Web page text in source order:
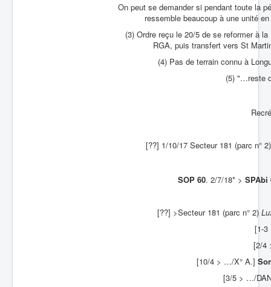
On peut se demander si pendant toute la
ressemble beaucoup à une unité
(3) Ordre reçu le 20/5 de se reformer à
RGA, puis transfert vers St
(4) Pas de terrain connu à
(5) "…reste
[??] 1/10/17 Secteur 181 (parc n°
SOP 60. 2/7/18* > SPAbi
[??] >Secteur 181 (parc n° 2)
[1-3
[2/4
[10/4 > …/X° A.]
[3/5 > …/